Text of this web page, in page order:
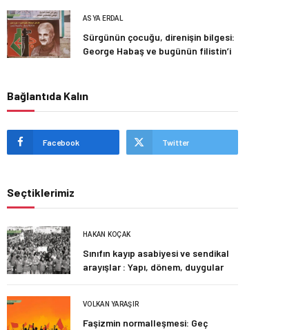
ASYA ERDAL
Sürgünün çocuğu, direnişin bilgesi:
George Habaş ve bugünün filistin’i
Bağlantıda Kalın
Facebook Twitter
Seçtiklerimiz
HAKAN KOÇAK
Sınıfın kayıp asabiyesi ve sendikal
arayışlar : Yapı, dönem, duygular
VOLKAN YARAŞIR
Faşizmin normalleşmesi: Geç